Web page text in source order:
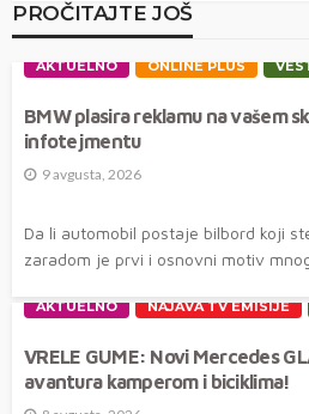
PROČITAJTE JOŠ
AKTUELNO ONLINE PLUS
BMW plasira reklamu na vašem
infotejmentu
9 avgusta, 2026
Da li automobil postaje bilbord koji
zaradom je prvi i osnovni motiv
AKTUELNO NAJAVA TV EMISIJE
VRELE GUME: Novi Mercedes
avantura kamperom i biciklima!